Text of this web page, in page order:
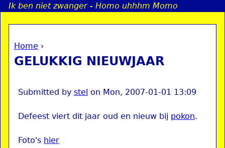
Jump to navigation
Ik ben niet zwanger - Homo uhhhm Momo
You are here
Home ›
GELUKKIG NIEUWJAAR
Submitted by stel on Mon, 2007-01-01 13:09
Defeest viert dit jaar oud en nieuw bij pokon.
Foto's hier